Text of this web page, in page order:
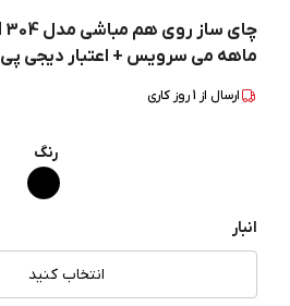
ماهه می سرویس + اعتبار دیجی پی
ارسال از 1روز کاری
رنگ
انبار
انتخاب کنید